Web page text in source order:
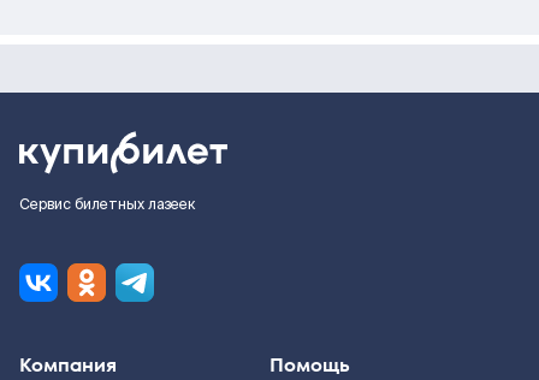
Сервис билетных лазеек
Компания Помощь